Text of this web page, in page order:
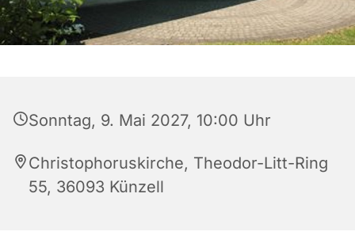
Sonntag, 9. Mai 2027, 10:00 Uhr
Christophoruskirche, Theodor-Litt-Ring
55, 36093 Künzell